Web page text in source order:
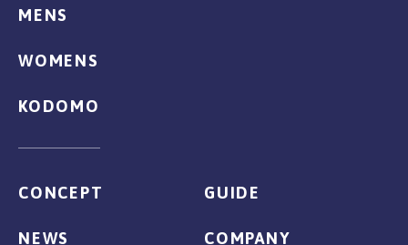
MENS
WOMENS
KODOMO
CONCEPT GUIDE
NEWS COMPANY